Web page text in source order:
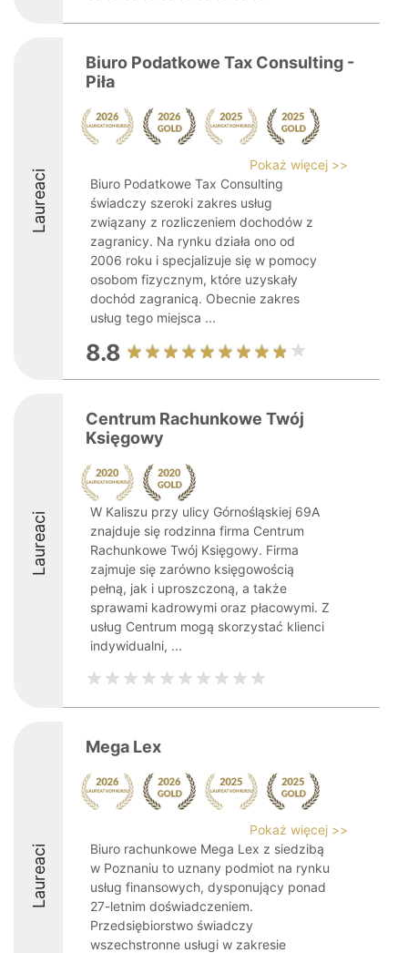
Laureaci
Biuro Podatkowe Tax Consulting -
Piła
Pokaż więcej >>
Biuro Podatkowe Tax Consulting
świadczy szeroki zakres usług
związany z rozliczeniem dochodów z
zagranicy. Na rynku działa ono od
2006 roku i specjalizuje się w pomocy
osobom fizycznym, które uzyskały
dochód zagranicą. Obecnie zakres
usług tego miejsca ...
8.8
Laureaci
Centrum Rachunkowe Twój
Księgowy
W Kaliszu przy ulicy Górnośląskiej 69A
znajduje się rodzinna firma Centrum
Rachunkowe Twój Księgowy. Firma
zajmuje się zarówno księgowością
pełną, jak i uproszczoną, a także
sprawami kadrowymi oraz płacowymi. Z
usług Centrum mogą skorzystać klienci
indywidualni, ...
Laureaci
Mega Lex
Pokaż więcej >>
Biuro rachunkowe Mega Lex z siedzibą
w Poznaniu to uznany podmiot na rynku
usług finansowych, dysponujący ponad
27-letnim doświadczeniem.
Przedsiębiorstwo świadczy
wszechstronne usługi w zakresie